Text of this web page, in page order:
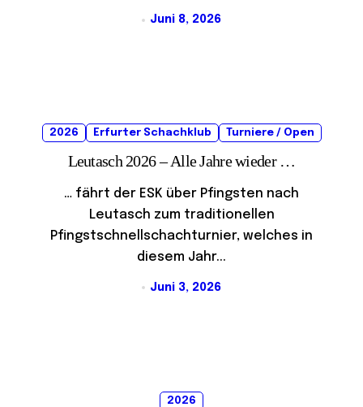
Juni 8, 2026
2026 Erfurter Schachklub Turniere / Open
Leutasch 2026 – Alle Jahre wieder …
… fährt der ESK über Pfingsten nach
Leutasch zum traditionellen
Pfingstschnellschachturnier, welches in
diesem Jahr...
Juni 3, 2026
2026